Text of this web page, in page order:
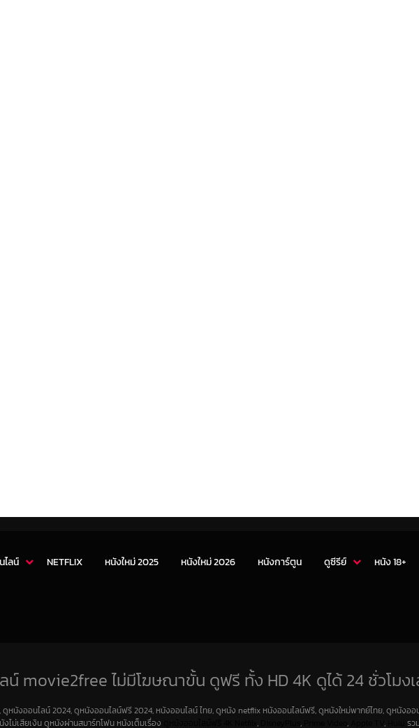
ไลน์ NETFLIX หนังใหม่ 2025 หนังใหม่ 2026 หนังการ์ตูน ดูซีรีย์ หนัง 18+
น์ movie2free ไม่มีโฆษณาขั้น ดูฟรี ทั้ง HD 4K ดูได้ 24 ชั่วโมง
ดูหนังออนไลน์ 2024, ดูหนังออนไลน์ฟรี 2024, หนังออนไลน์ ไทย, ดูหนัง netflix หนังออนไลน์ฟรี, ดูหนังใหม่พากย์ไทย, ดูหนังออ
งไม่เสียเงิน ดูหนังผ่านสมาร์ทโฟน หนังเต็มเรื่อง , , , , รว